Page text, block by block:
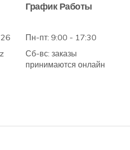
График Работы
Пн-пт: 9:00 - 17:30
Сб-вс: заказы
принимаются онлайн